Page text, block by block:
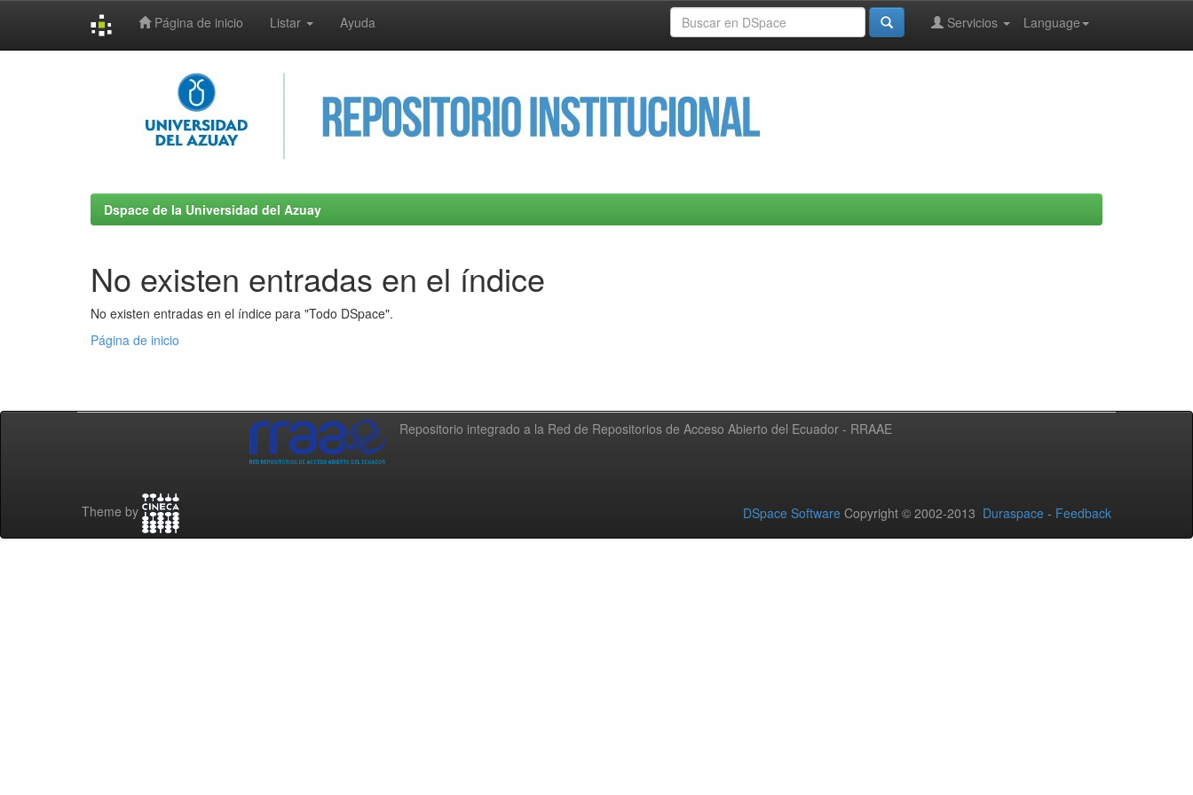
Página de inicio Listar Ayuda Language
Servicios
Dspace de la Universidad del Azuay
No existen entradas en el índice
No existen entradas en el índice para "Todo DSpace".
Página de inicio
Repositorio integrado a la Red de Repositorios de Acceso Abierto del Ecuador - RRAAE
Theme by DSpace Software Copyright © 2002-2013 Duraspace - Feedback